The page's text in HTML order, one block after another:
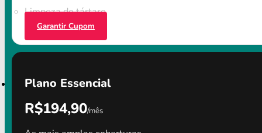
Limpeza do tártaro
Garantir Cupom
Plano Essencial
R$194,90/mês